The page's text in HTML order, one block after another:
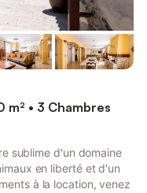
m² • 3 Chambres
sublime d'un domaine
en liberté et d'un
à la location, venez